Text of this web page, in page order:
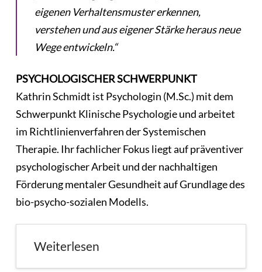
eigenen Verhaltensmuster erkennen,
verstehen und aus eigener Stärke heraus neue
Wege entwickeln.“
PSYCHOLOGISCHER SCHWERPUNKT
Kathrin Schmidt ist Psychologin (M.Sc.) mit dem
Schwerpunkt Klinische Psychologie und arbeitet
im Richtlinienverfahren der Systemischen
Therapie. Ihr fachlicher Fokus liegt auf präventiver
psychologischer Arbeit und der nachhaltigen
Förderung mentaler Gesundheit auf Grundlage des
bio-psycho-sozialen Modells.
Weiterlesen